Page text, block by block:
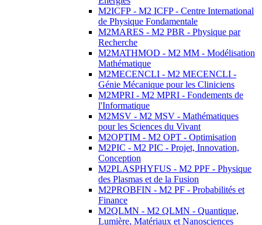
M2ICFP - M2 ICFP - Centre International
de Physique Fondamentale
M2MARES - M2 PBR - Physique par
Recherche
M2MATHMOD - M2 MM - Modélisation
Mathématique
M2MECENCLI - M2 MECENCLI -
Génie Mécanique pour les Cliniciens
M2MPRI - M2 MPRI - Fondements de
l'Informatique
M2MSV - M2 MSV - Mathématiques
pour les Sciences du Vivant
M2OPTIM - M2 OPT - Optimisation
M2PIC - M2 PIC - Projet, Innovation,
Conception
M2PLASPHYFUS - M2 PPF - Physique
des Plasmas et de la Fusion
M2PROBFIN - M2 PF - Probabilités et
Finance
M2QLMN - M2 QLMN - Quantique,
Lumière, Matériaux et Nanosciences